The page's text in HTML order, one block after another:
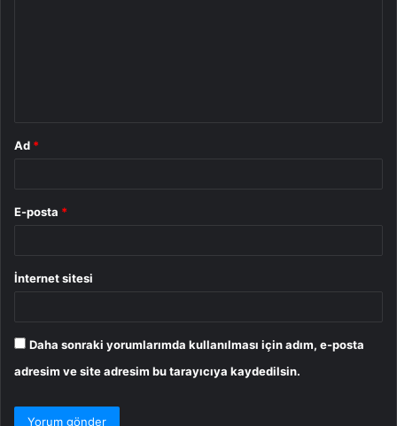
Ad *
E-posta *
İnternet sitesi
Daha sonraki yorumlarımda kullanılması için adım, e-posta
adresim ve site adresim bu tarayıcıya kaydedilsin.